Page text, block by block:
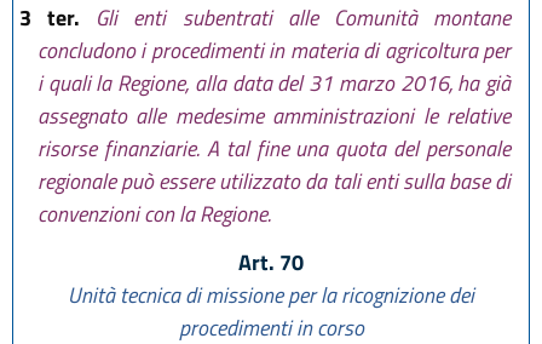
3 ter. Gli enti subentrati alle Comunità montane
concludono i procedimenti in materia di agricoltura per
i quali la Regione, alla data del 31 marzo 2016, ha già
assegnato alle medesime amministrazioni le relative
risorse finanziarie. A tal fine una quota del personale
regionale può essere utilizzato da tali enti sulla base di
convenzioni con la Regione.
Art. 70
Unità tecnica di missione per la ricognizione dei
procedimenti in corso